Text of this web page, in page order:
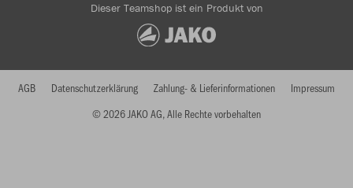
Dieser Teamshop ist ein Produkt von
© 2026 JAKO AG, Alle Rechte vorbehalten
AGB Datenschutzerklärung Zahlung- & Lieferinformationen Impressum